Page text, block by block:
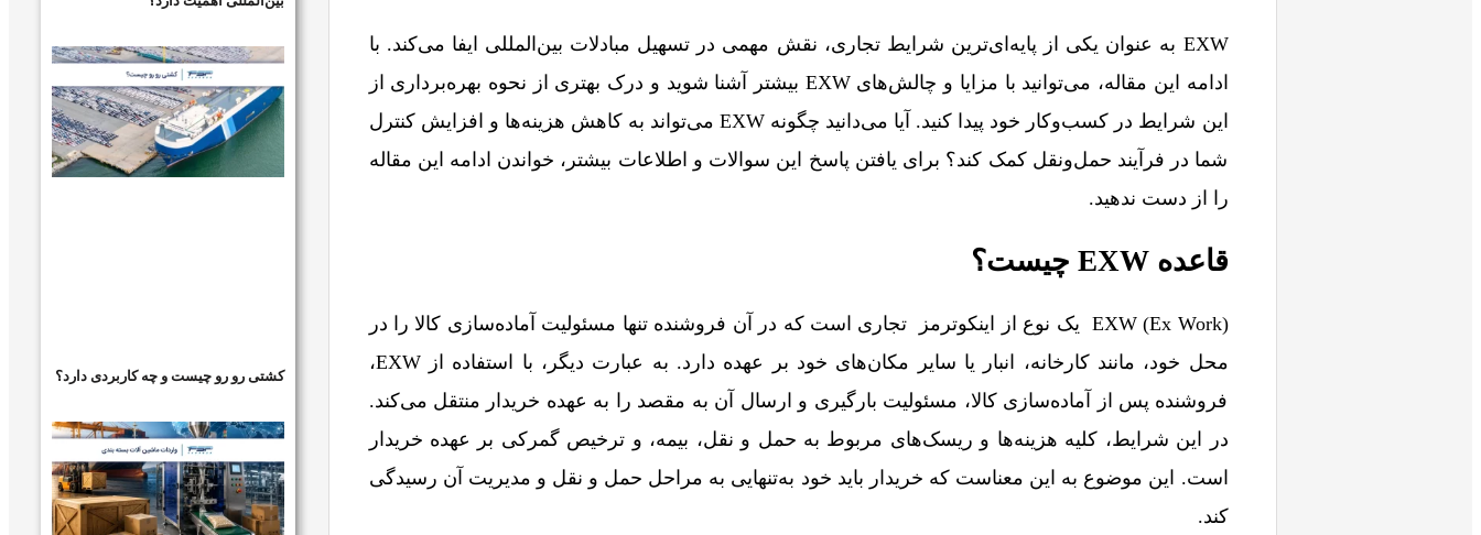
EXW به عنوان یکی از پایه‌ای‌ترین شرایط تجاری، نقش مهمی در تسهیل مبادلات بین‌المللی ایفا می‌کند. با
ادامه این مقاله، می‌توانید با مزایا و چالش‌های EXW بیشتر آشنا شوید و درک بهتری از نحوه بهره‌برداری از
این شرایط در کسب‌وکار خود پیدا کنید. آیا می‌دانید چگونه EXW می‌تواند به کاهش هزینه‌ها و افزایش کنترل
شما در فرآیند حمل‌ونقل کمک کند؟ برای یافتن پاسخ این سوالات و اطلاعات بیشتر، خواندن ادامه این مقاله
را از دست ندهید.
قاعده EXW چیست؟
EXW (Ex Work) یک نوع از اینکوترمز تجاری است که در آن فروشنده تنها مسئولیت آماده‌سازی کالا را در
محل خود، مانند کارخانه، انبار یا سایر مکان‌های خود بر عهده دارد. به عبارت دیگر، با استفاده از EXW،
فروشنده پس از آماده‌سازی کالا، مسئولیت بارگیری و ارسال آن به مقصد را به عهده خریدار منتقل می‌کند.
در این شرایط، کلیه هزینه‌ها و ریسک‌های مربوط به حمل و نقل، بیمه، و ترخیص گمرکی بر عهده خریدار
است. این موضوع به این معناست که خریدار باید خود به‌تنهایی به مراحل حمل و نقل و مدیریت آن رسیدگی
کند.
کشتی رو رو چیست و چه کاربردی دارد؟